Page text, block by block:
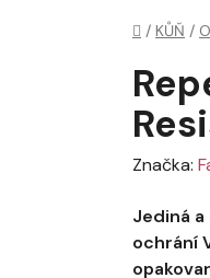
Domů
/ KŮŇ /
Značka:
Jediná
ochrání